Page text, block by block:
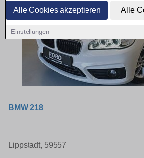
Alle Cookies akzeptieren Alle
Einstellungen
BMW 218
Lippstadt, 59557